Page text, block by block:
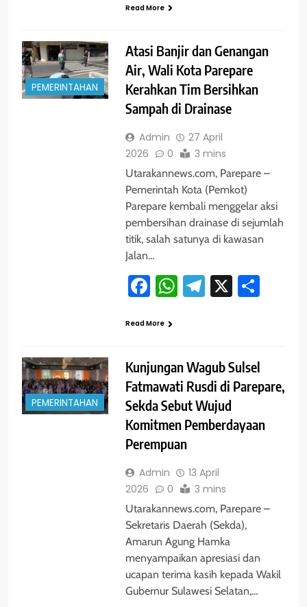
Read More
PEMERINTAHAN
Atasi Banjir dan Genangan
Air, Wali Kota Parepare
Kerahkan Tim Bersihkan
Sampah di Drainase
Admin
27 April
2026
0 3 mins
Utarakannews.com, Parepare –
Pemerintah Kota (Pemkot)
Parepare kembali menggelar aksi
pembersihan drainase di sejumlah
titik, salah satunya di kawasan
Jalan…
Facebook
WhatsApp
Telegram
X
Read More
PEMERINTAHAN
Kunjungan Wagub Sulsel
Fatmawati Rusdi di Parepare,
Sekda Sebut Wujud
Komitmen Pemberdayaan
Perempuan
Admin
13 April
2026
0 3 mins
Utarakannews.com, Parepare –
Sekretaris Daerah (Sekda),
Amarun Agung Hamka
menyampaikan apresiasi dan
ucapan terima kasih kepada Wakil
Gubernur Sulawesi Selatan,…